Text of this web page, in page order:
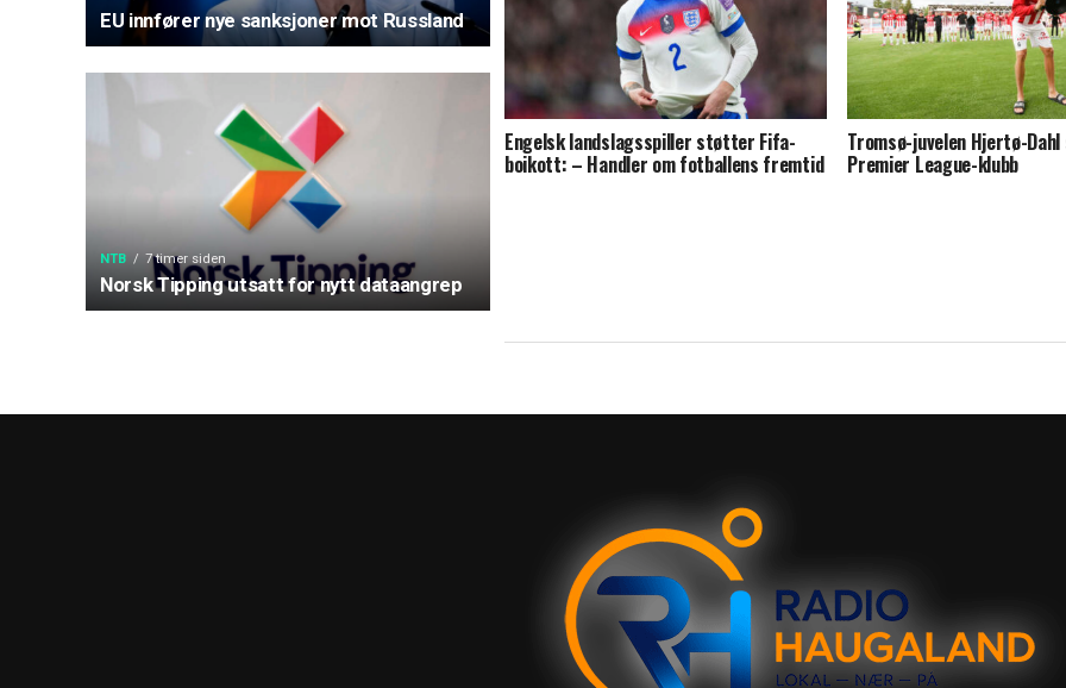
EU innfører nye sanksjoner mot Russland
NTB 7 timer siden
Norsk Tipping utsatt for nytt dataangrep
Engelsk landslagsspiller støtter Fifa-
boikott: – Handler om fotballens fremtid
Tromsø-juvelen Hjertø-
Premier League-klubb